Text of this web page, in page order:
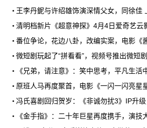
周星驰跑去拍AI短剧了，电影院还剩
么？
5月31号，横店。63岁的周星驰穿着黑色
出现在《食神2026》的开机现场。这部短剧
编自他30年前的经典电影，竖屏拍摄，AI辅
制作，成本400万。预计9月上线。
6月28日 9:25:00
短剧从业者在评论区集体破防。有人说"今年
本网
王李丹鈮与许绍雄饰演深情父女，同徐佳
清明档新片《超意神探》4月4日爱奇艺云
番位争论，花边八卦，改编实案，电影《
微短剧玩起了“拼看看”，视频号推出微短剧
《兄弟，请注意》：笑中思考，平凡生活
原班人马再度聚首，电影《一闪一闪亮星
冯氏喜剧回归贺岁：《非诚勿扰3》IP升级
《金手指》：二十年巨星再度携手，演技